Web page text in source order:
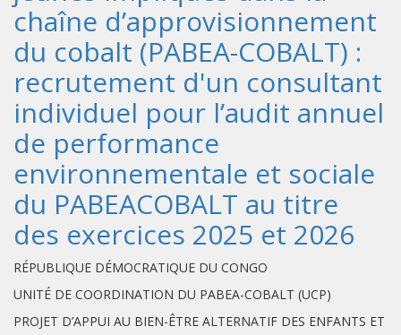
chaîne d’approvisionnement
du cobalt (PABEA-COBALT) :
recrutement d'un consultant
individuel pour l’audit annuel
de performance
environnementale et sociale
du PABEACOBALT au titre
des exercices 2025 et 2026
RÉPUBLIQUE DÉMOCRATIQUE DU CONGO
UNITÉ DE COORDINATION DU PABEA-COBALT (UCP)
PROJET D’APPUI AU BIEN-ÊTRE ALTERNATIF DES ENFANTS ET